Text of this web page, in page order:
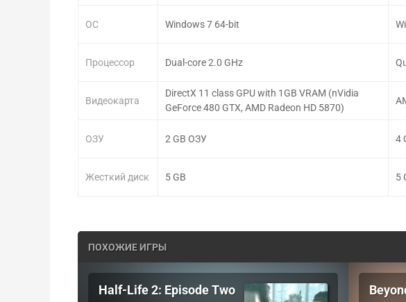
ОС
Процессор
Видеокарта
ОЗУ
Жесткий диск
Windows 7 64-bit
Dual-core 2.0 GHz
DirectX 11 class GPU with 1GB VRAM (nVidia
GeForce 480 GTX, AMD Radeon HD 5870)
2 GB ОЗУ
5 GB
4
5
ПОХОЖИЕ ИГРЫ
Half-Life 2: Episode Two